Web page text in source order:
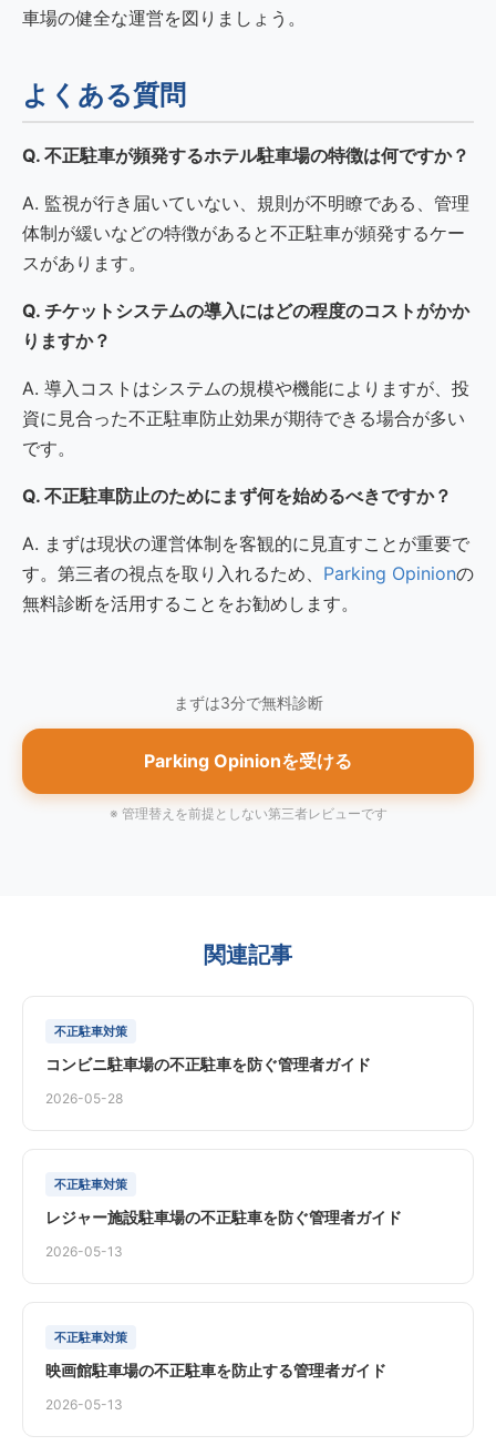
車場の健全な運営を図りましょう。
よくある質問
Q. 不正駐車が頻発するホテル駐車場の特徴は何ですか？
A. 監視が行き届いていない、規則が不明瞭である、管理
体制が緩いなどの特徴があると不正駐車が頻発するケー
スがあります。
Q. チケットシステムの導入にはどの程度のコストがかか
りますか？
A. 導入コストはシステムの規模や機能によりますが、投
資に見合った不正駐車防止効果が期待できる場合が多い
です。
Q. 不正駐車防止のためにまず何を始めるべきですか？
A. まずは現状の運営体制を客観的に見直すことが重要で
す。第三者の視点を取り入れるため、 Parking Opinionの
無料診断を活用することをお勧めします。
まずは3分で無料診断
Parking Opinionを受ける
※ 管理替えを前提としない第三者レビューです
関連記事
不正駐車対策
コンビニ駐車場の不正駐車を防ぐ管理者ガイド
2026-05-28
不正駐車対策
レジャー施設駐車場の不正駐車を防ぐ管理者ガイド
2026-05-13
不正駐車対策
映画館駐車場の不正駐車を防止する管理者ガイド
2026-05-13